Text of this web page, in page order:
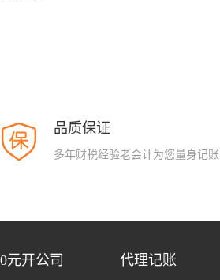
品质保证
多年财税经验老会计为您量身记账
0元开公司 代理记账